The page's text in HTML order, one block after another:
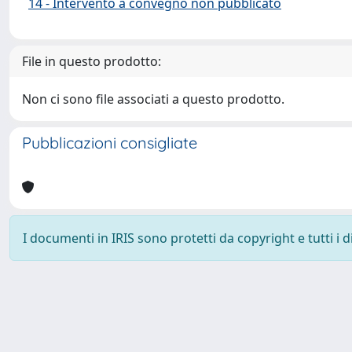
File in questo prodotto:
Non ci sono file associati a questo prodotto.
Pubblicazioni consigliate
I documenti in IRIS sono protetti da copyright e tutti i